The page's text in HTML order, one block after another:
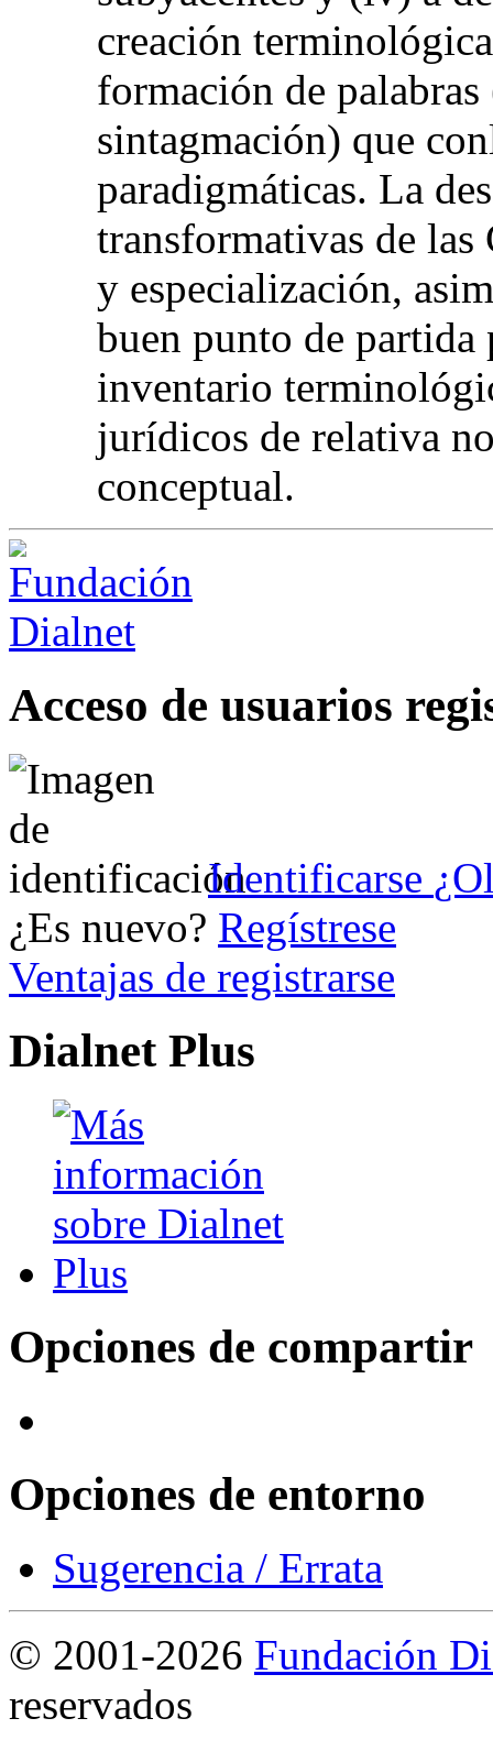
creación
formación de
sintagmación) que
paradigmáticas. La
transformativas de
y especialización,
buen punto de partida
inventario
jurídicos de relativa
conceptual.
Acceso de usuarios
Identificarse
¿Es nuevo? Regístrese
Ventajas de registrarse
Dialnet Plus
Opciones de compartir
Opciones de entorno
Sugerencia / Errata
© 2001-2026 Fundación
reservados